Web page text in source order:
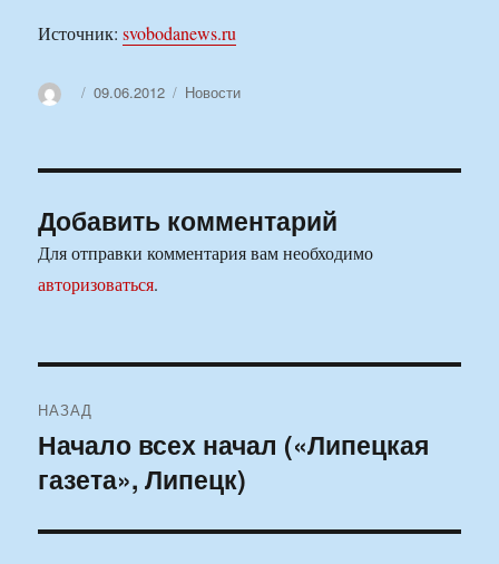
Источник:svobodanews.ru
АвторОпубликовано
09.06.2012 Рубрики
Новости
Добавить комментарий
Для отправки комментария вам необходимо
авторизоваться.
по
записям
НАЗАД
Предыдущая
запись:
Начало всех начал («Липецкая
газета», Липецк)